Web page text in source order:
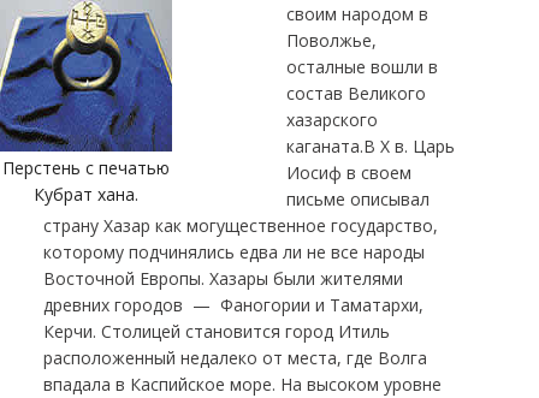
Перстень с печатью
Кубрат хана.
своим народом в
Поволжье,
осталные вошли в
состав Великого
хазарского
каганата.В Х в. Царь
Иосиф в своем
письме описывал
страну Хазар как могущественное государство,
которому подчинялись едва ли не все народы
Восточной Европы. Хазары были жителями
древних городов — Фаногории и Таматархи,
Керчи. Столицей становится город Итиль
расположенный недалеко от места, где Волга
впадала в Каспийское море. На высоком уровне